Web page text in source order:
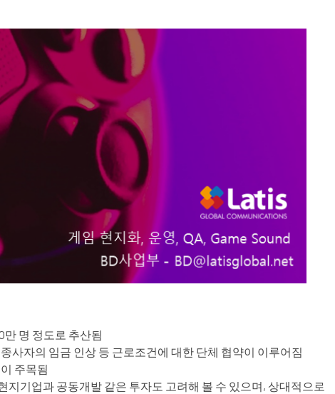
만 명 정도로 추산됨
사자의 임금 인상 등 근로조건에 대한 단체 협약이 이루어짐
주목됨
기업과 공동개발 같은 투자도 고려해 볼 수 있으며, 상대적으로